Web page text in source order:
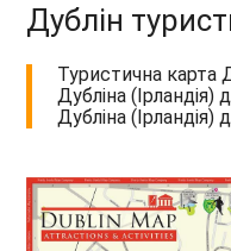
Дублін
Туристична карта
Дубліна (Ірландія)
Дубліна (Ірландія)